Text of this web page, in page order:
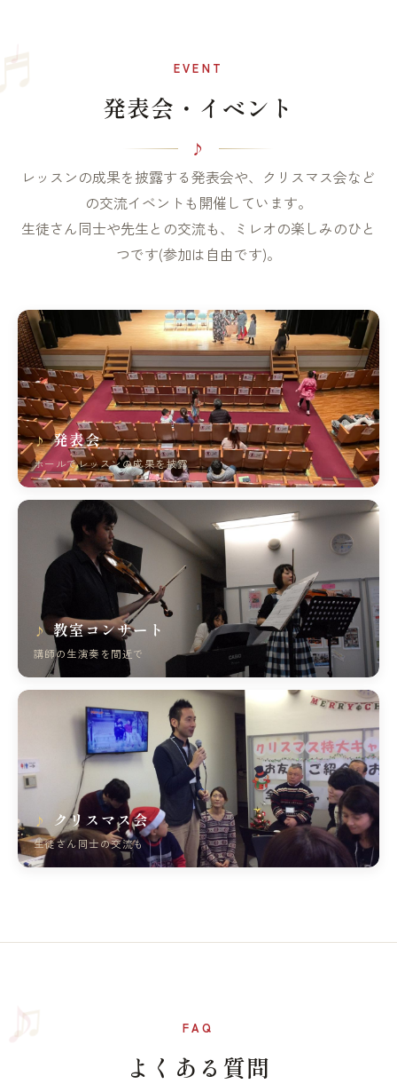
♩ EVENT
発表会・イベント
レッスンの成果を披露する発表会や、クリスマス会など
の交流イベントも開催しています。
生徒さん同士や先生との交流も、ミレオの楽しみのひと
つです(参加は自由です)。
発表会
ホールでレッスンの成果を披露
教室コンサート
講師の生演奏を間近で
クリスマス会
生徒さん同士の交流も
♫ FAQ
よくある質問